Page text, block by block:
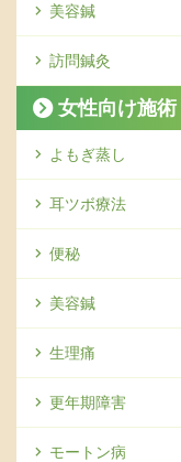
美容鍼
訪問鍼灸
女性向け施術
よもぎ蒸し
耳ツボ療法
便秘
美容鍼
生理痛
更年期障害
モートン病